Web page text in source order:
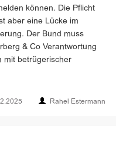
können. Die Pflicht
aber eine Lücke im
Der Bund muss
& Co Verantwortung
mit betrügerischer
Rahel Estermann